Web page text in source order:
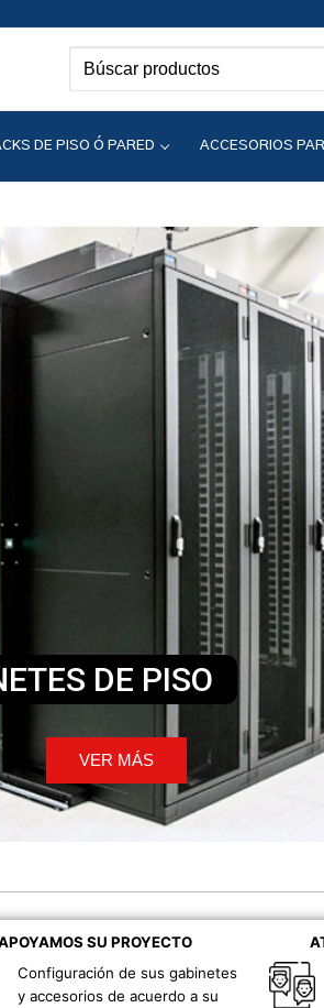
DE PISO Ó PARED ACCESORIOS
DE PISO
VER MÁS
SU PROYECTO
Configuración de sus gabinetes
y accesorios de acuerdo a su